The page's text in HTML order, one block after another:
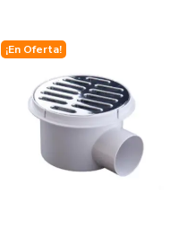
¡En Oferta!